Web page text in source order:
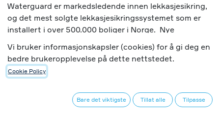
Waterguard er markedsledende innen lekkasjesikring,
og det mest solgte lekkasjesikringssystemet som er
installert i over 500.000 boliger i Norge. Nye
Waterguard+ er en toppmoderne lekkasjesikring som i
kombinasjon med Abra tilbyr sluttkunder et
smartsystem for alle typer bolig med stor fleksibilitet i
funksjonalitet.
Ved å installere Waterguard+ oppnår sluttkunden
Vi bruker informasjonskapsler (cookies) for å gi deg en
bedre brukeropplevelse på dette nettstedet.
Cookie Policy
Bare det viktigste Tillat alle Tilpasse